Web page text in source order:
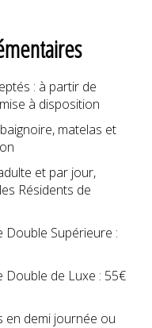
: à partir de
à disposition
matelas et
et par jour,
Résidents de
Double Supérieure :
Double de Luxe : 55€
en demi journée ou